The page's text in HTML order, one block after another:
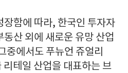
장함에 따라, 한국인 투자자
산 외에 새로운 유망 산업
중에서도 푸뉴언 쥬얼리
리테일 산업을 대표하는 브